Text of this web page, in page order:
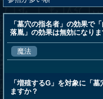
「墓穴の指名者」の効果で
落胤」の効果は無効になりま
魔法
「増殖するG」を対象に「
ますか？